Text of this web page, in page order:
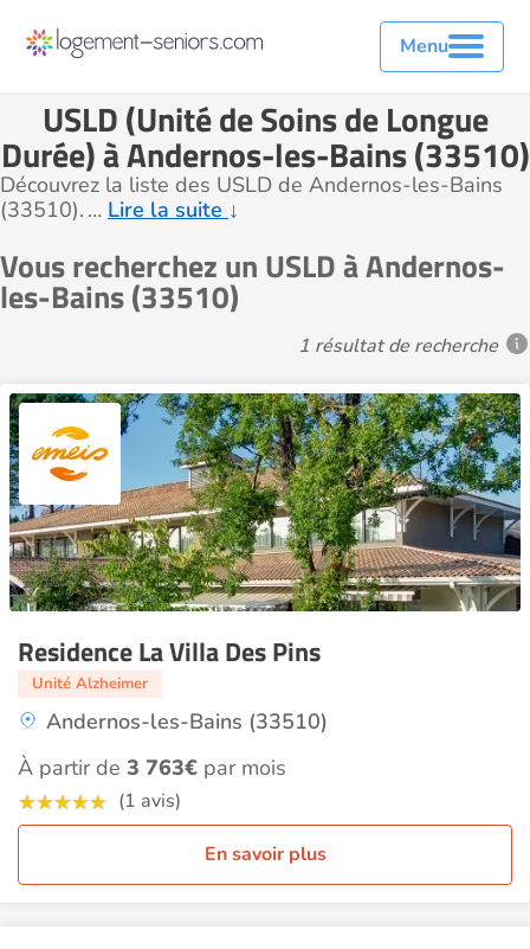
Menu
USLD (Unité de Soins de Longue
Durée) à Andernos-les-Bains (33510)
Découvrez la liste des USLD de Andernos-les-Bains
(33510). … Lire la suite ↓
Vous recherchez un USLD à Andernos-
les-Bains (33510)
1 résultat de recherche
Residence La Villa Des Pins
Unité Alzheimer
Andernos-les-Bains (33510)
À partir de 3 763€ par mois
(1 avis)
En savoir plus